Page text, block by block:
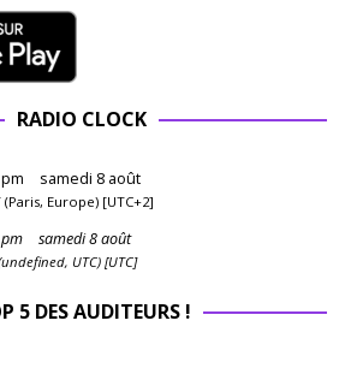
RADIO CLOCK
pm samedi 8 août
(Paris, Europe) [UTC+2]
pm samedi 8 août
UTC) [UTC]
5 DES AUDITEURS !